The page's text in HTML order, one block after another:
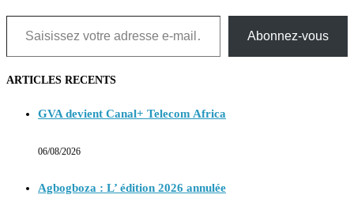
Saisissez votre adresse e-mail…
Abonnez-vous
ARTICLES RECENTS
GVA devient Canal+ Telecom Africa
06/08/2026
Agbogboza : L’ édition 2026 annulée